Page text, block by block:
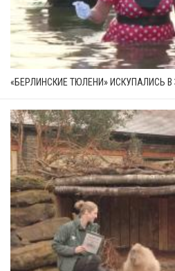
«БЕРЛИНСКИЕ ТЮЛЕНИ» ИСКУПАЛИСЬ